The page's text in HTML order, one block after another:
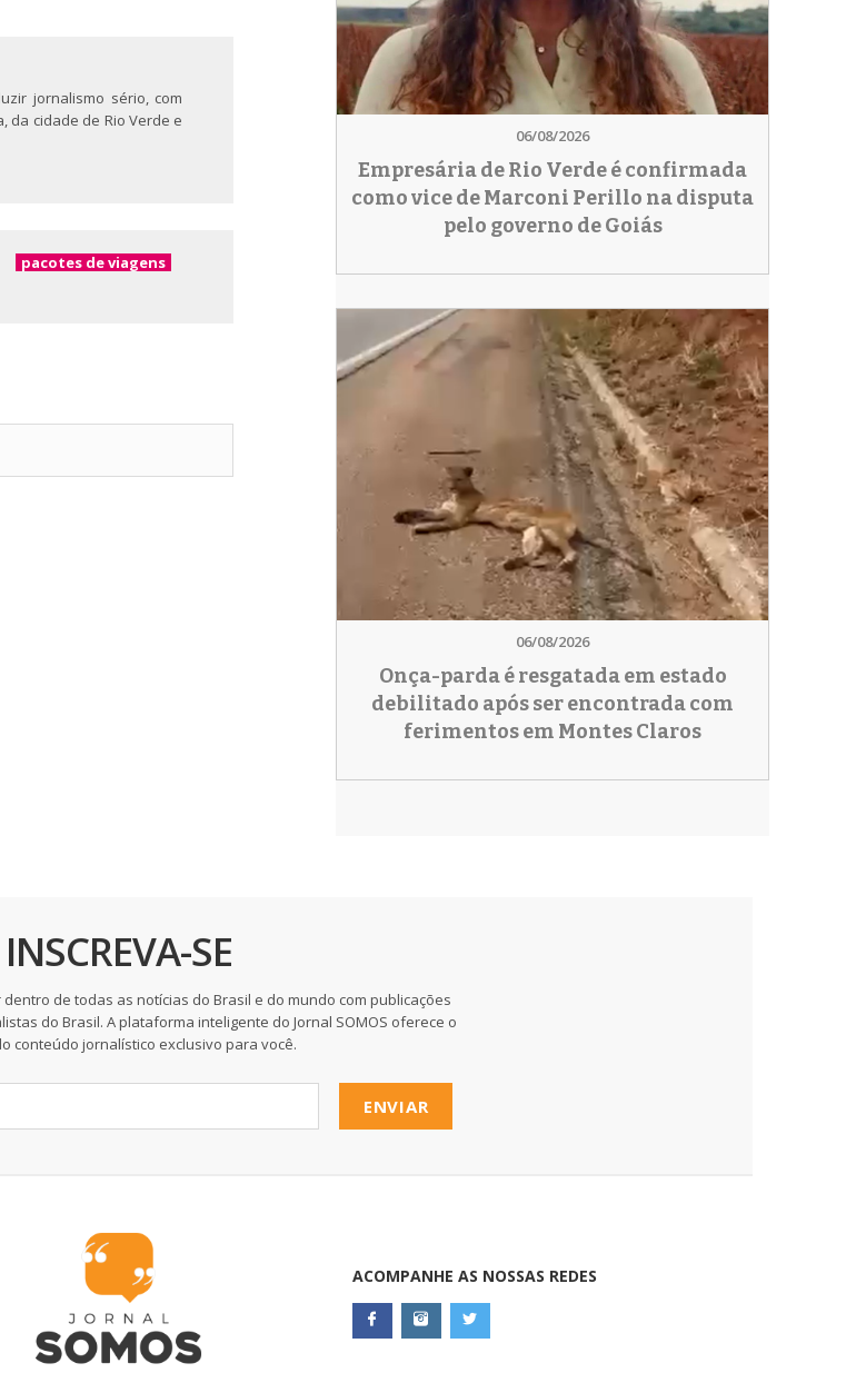
jornalismo sério, com
da cidade de Rio Verde e
pacotes de viagens
06/08/2026
Empresária de Rio Verde é confirmada
como vice de Marconi Perillo na disputa
pelo governo de Goiás
06/08/2026
Onça-parda é resgatada em estado
debilitado após ser encontrada com
ferimentos em Montes Claros
INSCREVA-SE
de todas as notícias do Brasil e do mundo com publicações
do Brasil. A plataforma inteligente do Jornal SOMOS oferece o
conteúdo jornalístico exclusivo para você.
ENVIAR
ACOMPANHE AS NOSSAS REDES